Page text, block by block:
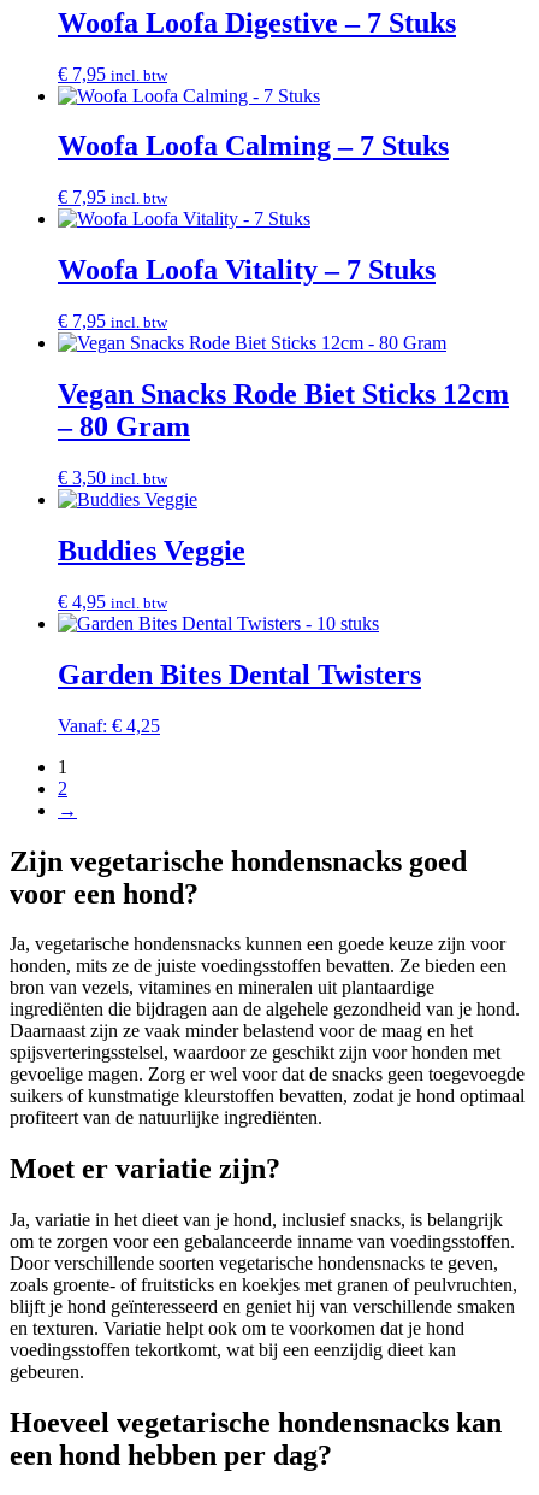
Woofa Loofa Digestive – 7 Stuks
€ 7,95 incl. btw
Woofa Loofa Calming – 7 Stuks
€ 7,95 incl. btw
Woofa Loofa Vitality – 7 Stuks
€ 7,95 incl. btw
Vegan Snacks Rode Biet Sticks 12cm
– 80 Gram
€ 3,50 incl. btw
Buddies Veggie
€ 4,95 incl. btw
Garden Bites Dental Twisters
Vanaf: € 4,25
1
2
→
Zijn vegetarische hondensnacks goed
voor een hond?
Ja, vegetarische hondensnacks kunnen een goede keuze zijn voor
honden, mits ze de juiste voedingsstoffen bevatten. Ze bieden een
bron van vezels, vitamines en mineralen uit plantaardige
ingrediënten die bijdragen aan de algehele gezondheid van je hond.
Daarnaast zijn ze vaak minder belastend voor de maag en het
spijsverteringsstelsel, waardoor ze geschikt zijn voor honden met
gevoelige magen. Zorg er wel voor dat de snacks geen toegevoegde
suikers of kunstmatige kleurstoffen bevatten, zodat je hond optimaal
profiteert van de natuurlijke ingrediënten.
Moet er variatie zijn?
Ja, variatie in het dieet van je hond, inclusief snacks, is belangrijk
om te zorgen voor een gebalanceerde inname van voedingsstoffen.
Door verschillende soorten vegetarische hondensnacks te geven,
zoals groente- of fruitsticks en koekjes met granen of peulvruchten,
blijft je hond geïnteresseerd en geniet hij van verschillende smaken
en texturen. Variatie helpt ook om te voorkomen dat je hond
voedingsstoffen tekortkomt, wat bij een eenzijdig dieet kan
gebeuren.
Hoeveel vegetarische hondensnacks kan
een hond hebben per dag?